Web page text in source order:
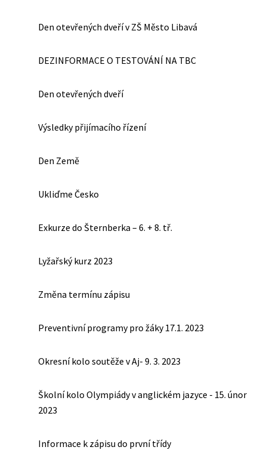
Den otevřených dveří v ZŠ Město Libavá
DEZINFORMACE O TESTOVÁNÍ NA TBC
Den otevřených dveří
Výsledky přijímacího řízení
Den Země
Ukliďme Česko
Exkurze do Šternberka – 6. + 8. tř.
Lyžařský kurz 2023
Změna termínu zápisu
Preventivní programy pro žáky 17.1. 2023
Okresní kolo soutěže v Aj- 9. 3. 2023
Školní kolo Olympiády v anglickém jazyce - 15. únor
2023
Informace k zápisu do první třídy